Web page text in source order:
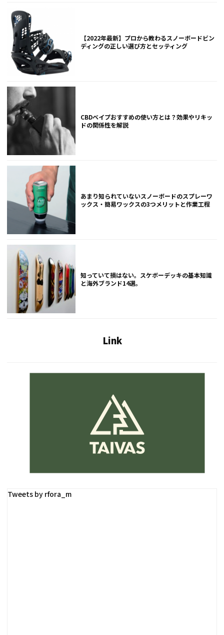
【2022年最新】プロから教わるスノーボードビン
ディングの正しい選び方とセッティング
CBDベイプおすすめの使い方とは？効果やリキッ
ドの関係性を解説
あまり知られていないスノーボードのスプレーワ
ックス・簡易ワックスの3つメリットと作業工程
知っていて損はない。スケボーデッキの基本知識
と海外ブランド14選。
Link
Tweets by rfora_m